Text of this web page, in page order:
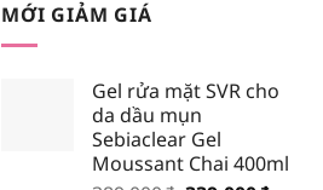
MỚI GIẢM GIÁ
Gel rửa mặt SVR cho
da dầu mụn
Sebiaclear Gel
Moussant Chai 400ml